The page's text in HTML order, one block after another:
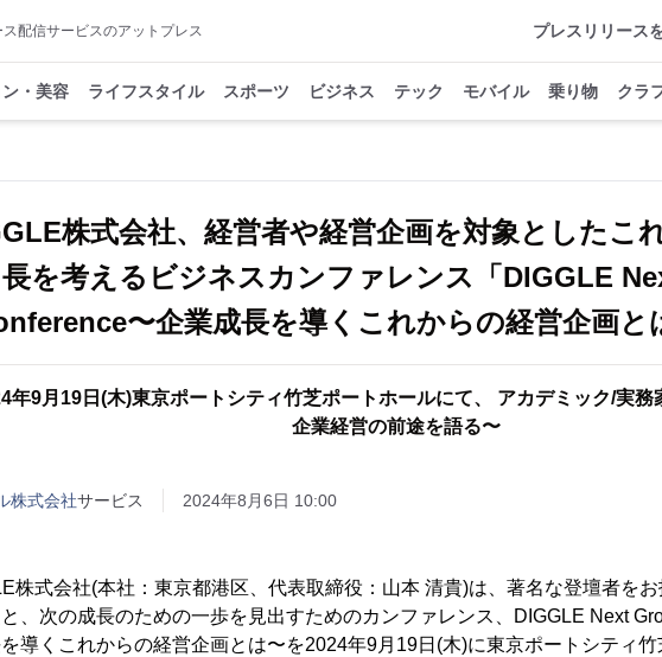
配信サービスのアットプレス プレスリリース
・美容 ライフスタイル スポーツ ビジネス テック モバイル 乗り物 クラ
株式会社、経営者や経営企画を対象としたこ
長を考えるビジネスカンファレンス「DIGGLE
〜企業成長を導くこれからの経営企画と
年9月19日(木)東京ポートシティ竹芝ポートホールにて、 アカデミック/実務
企業経営の前途を語る〜
株式会社サービス 2024年8月6日 10:00
株式会社(本社：東京都港区、代表取締役：山本 清貴)は、著名な登壇者を
と、次の成長のための一歩を見出すためのカンファレンス、DIGGLE Next
導くこれからの経営企画とは〜を2024年9月19日(木)に東京ポートシティ